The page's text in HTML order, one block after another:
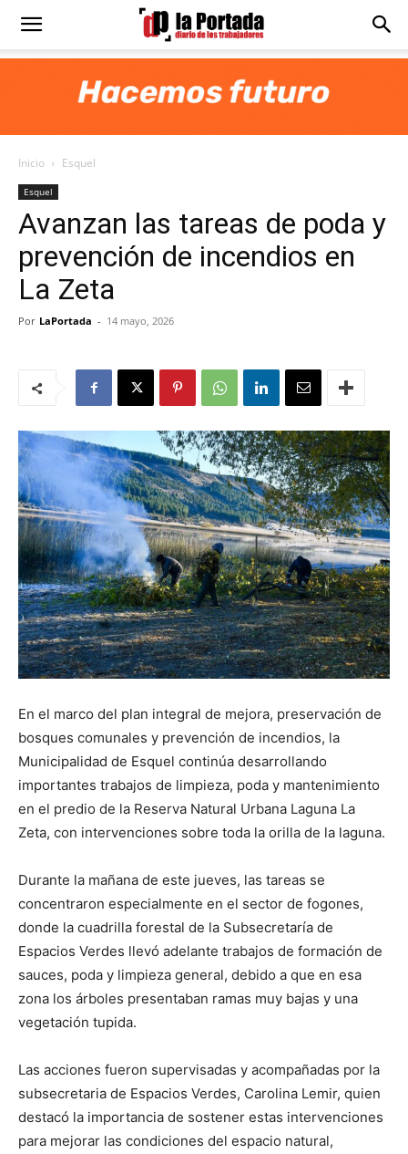
Diario
Portada
Inicio Esquel
Esquel
Avanzan las tareas de poda y
prevención de incendios en
La Zeta
Por LaPortada - 14 mayo, 2026
En el marco del plan integral de mejora, preservación de
bosques comunales y prevención de incendios, la
Municipalidad de Esquel continúa desarrollando
importantes trabajos de limpieza, poda y mantenimiento
en el predio de la Reserva Natural Urbana Laguna La
Zeta, con intervenciones sobre toda la orilla de la laguna.
Durante la mañana de este jueves, las tareas se
concentraron especialmente en el sector de fogones,
donde la cuadrilla forestal de la Subsecretaría de
Espacios Verdes llevó adelante trabajos de formación de
sauces, poda y limpieza general, debido a que en esa
zona los árboles presentaban ramas muy bajas y una
vegetación tupida.
Las acciones fueron supervisadas y acompañadas por la
subsecretaria de Espacios Verdes, Carolina Lemir, quien
destacó la importancia de sostener estas intervenciones
para mejorar las condiciones del espacio natural,